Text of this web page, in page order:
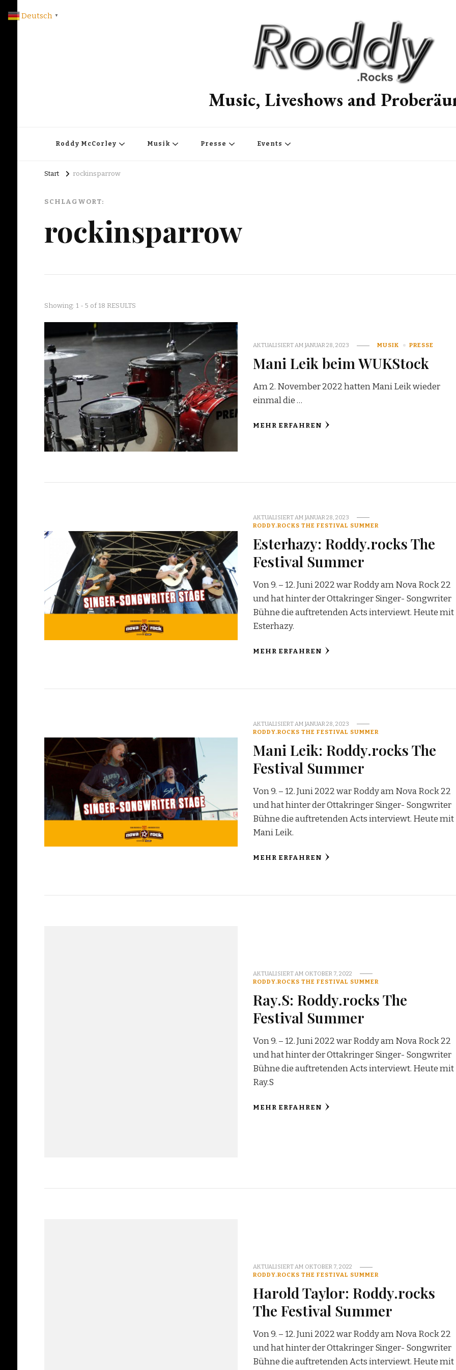
Music, Liveshows and
Roddy McCorley Musik Presse Events
Start rockinsparrow
SCHLAGWORT:
rockinsparrow
Showing: 1 - 5 of 18 RESULTS
AKTUALISIERT AMJANUAR 28, 2023 MUSIK PRESSE
Mani Leik beim WUKStock
Am 2. November 2022 hatten Mani Leik wieder
einmal die …
MEHR ERFAHREN
AKTUALISIERT AMJANUAR 28, 2023
RODDY.ROCKS THE FESTIVAL SUMMER
Esterhazy: Roddy.rocks The
Festival Summer
Von 9. – 12. Juni 2022 war Roddy am Nova Rock 22
und hat hinter der Ottakringer Singer- Songwriter
Bühne die auftretenden Acts interviewt. Heute mit
Esterhazy.
MEHR ERFAHREN
AKTUALISIERT AMJANUAR 28, 2023
RODDY.ROCKS THE FESTIVAL SUMMER
Mani Leik: Roddy.rocks The
Festival Summer
Von 9. – 12. Juni 2022 war Roddy am Nova Rock 22
und hat hinter der Ottakringer Singer- Songwriter
Bühne die auftretenden Acts interviewt. Heute mit
Mani Leik.
MEHR ERFAHREN
AKTUALISIERT AM OKTOBER 7, 2022
RODDY.ROCKS THE FESTIVAL SUMMER
Ray.S: Roddy.rocks The
Festival Summer
Von 9. – 12. Juni 2022 war Roddy am Nova Rock 22
und hat hinter der Ottakringer Singer- Songwriter
Bühne die auftretenden Acts interviewt. Heute mit
Ray.S
MEHR ERFAHREN
AKTUALISIERT AM OKTOBER 7, 2022
RODDY.ROCKS THE FESTIVAL SUMMER
Harold Taylor: Roddy.rocks
The Festival Summer
Von 9. – 12. Juni 2022 war Roddy am Nova Rock 22
und hat hinter der Ottakringer Singer- Songwriter
Bühne die auftretenden Acts interviewt. Heute mit
Deutsch ▼